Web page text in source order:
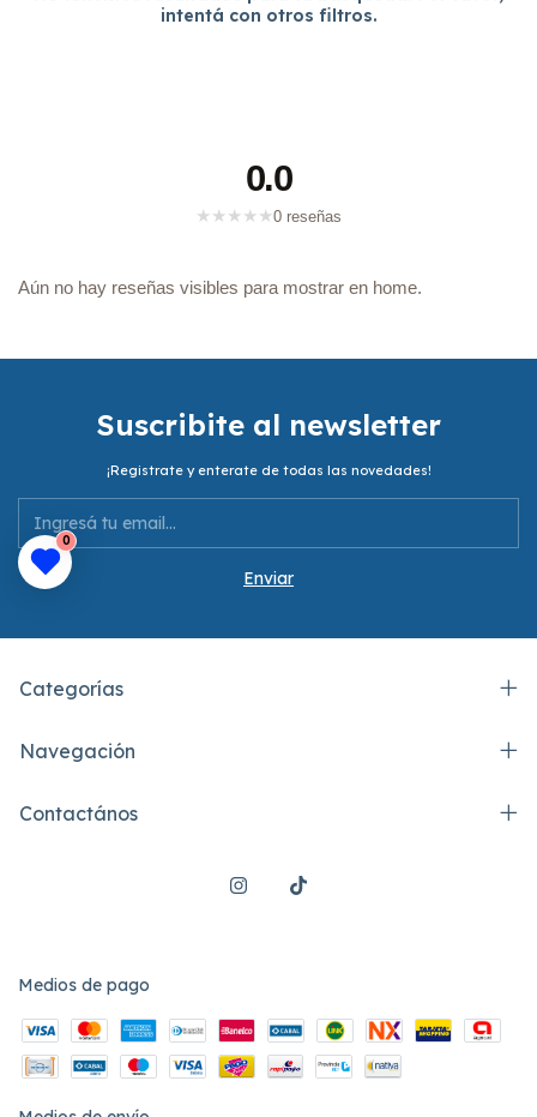
intentá con otros filtros.
0.0
★ ★ ★ ★ ★0 reseñas
Aún no hay reseñas visibles para mostrar en home.
Suscribite al newsletter
¡Registrate y enterate de todas las novedades!
Categorías
Navegación
Contactános
Medios de pago
0